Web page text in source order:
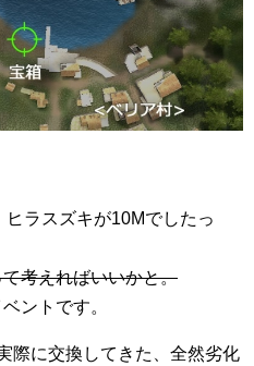
ラスズキが10Mでしたっ
考えればいいかと。
ントです。
際に交換してきた、全然劣化